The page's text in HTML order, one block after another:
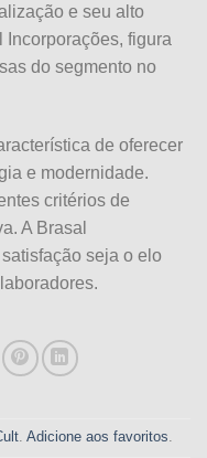
e seu alto
figura
do segmento no
de oferecer
e modernidade.
critérios de
A Brasal
seja o elo
Adicione aos favoritos